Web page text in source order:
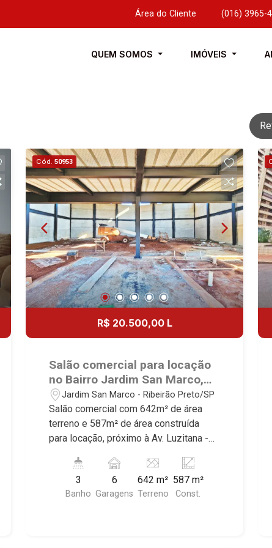
Área do Cliente (016) 3965-
QUEM SOMOS IMÓVEIS
Cód. 50953
R$ 20.500,00 L
Salão comercial para locação
no Bairro Jardim San Marco,
próximo à Av. Luzitana -
Ribeirão Preto/SP.
Jardim San Marco - Ribeirão Preto/SP
Salão comercial com 642m² de área
terreno e 587m² de área construída
para locação, próximo à Av. Luzitana -
Preto/SP. Conheça as características
deste imóvel que a Martinelli
Imobiliária selecionou para você: -
3
Banho
6
Garagens
642 m²
Terreno
587 m²
Const.